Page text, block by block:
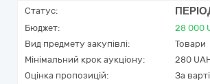
Статус:
Бюджет: 28 000
Вид предмету закупівлі:
Товари
Мінімальний крок аукціону:
280
Оцінка пропозицій:
За